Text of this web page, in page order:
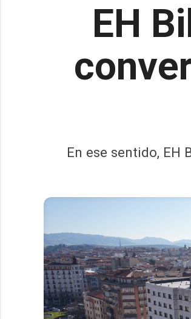
EH
En ese sentido,